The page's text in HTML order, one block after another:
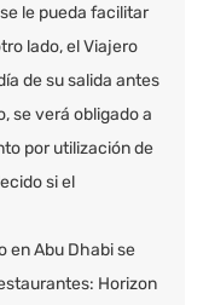
le pueda facilitar
lado, el Viajero
de su salida antes
se verá obligado a
por utilización de
si el
en Abu Dhabi se
Horizon